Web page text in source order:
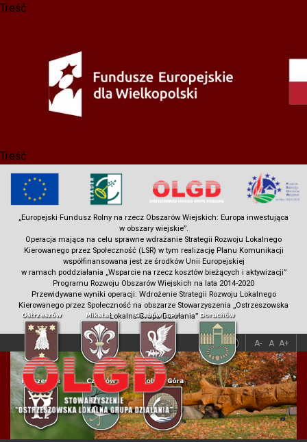
Treść
Treść
„Europejski Fundusz Rolny na rzecz Obszarów Wiejskich: Europa inwestująca
w obszary wiejskie”.
Operacja mająca na celu sprawne wdrażanie Strategii Rozwoju Lokalnego
Kierowanego przez Społeczność (LSR) w tym realizację Planu Komunikacji
współfinansowana jest ze środków Unii Europejskiej
w ramach poddziałania „Wsparcie na rzecz kosztów bieżących i aktywizacji”
Programu Rozwoju Obszarów Wiejskich na lata 2014-2020
Przewidywane wyniki operacji: Wdrożenie Strategii Rozwoju Lokalnego
Kierowanego przez Społeczność na obszarze Stowarzyszenia „Ostrzeszowska
Lokalna Grupa Działania”
A- A A+
A A